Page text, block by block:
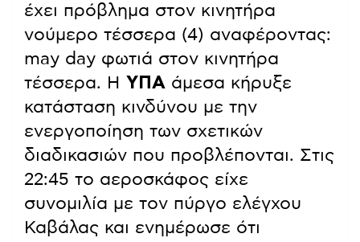
έχει πρόβλημα στον κινητήρα
νούμερο τέσσερα (4) αναφέροντας:
may day φωτιά στον κινητήρα
τέσσερα. Η ΥΠΑ άμεσα κήρυξε
κατάσταση κινδύνου με την
ενεργοποίηση των σχετικών
διαδικασιών που προβλέπονται. Στις
22:45 το αεροσκάφος είχε
συνομιλία με τον πύργο ελέγχου
Καβάλας και ενημέρωσε ότι